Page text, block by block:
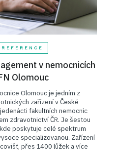
REFERENCE
v nemocnicích
Olomouc
Olomouc je jedním z
zařízení v České
fakultních nemocnic
zdravotnictví ČR. Je šestou
poskytuje celé spektrum
specializovanou. Zařízení
přes 1400 lůžek a více